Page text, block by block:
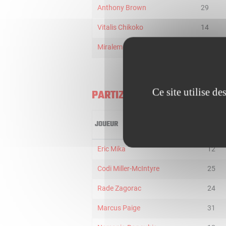
Anthony Brown 29
Vitalis Chikoko 14
Miralem Halilovic
PARTIZAN BELGRADE
JOUEUR
Eric Mika 12
Codi Miller-McIntyre 25
Rade Zagorac 24
Marcus Paige 31
Ce site utilise